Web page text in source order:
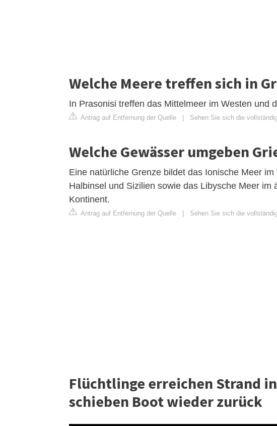
Welche Meere treffen sich in
In Prasonisi treffen das Mittelmeer im Westen und
Antrag auf Entfernung der Quelle Sehen Sie sich die
Welche Gewässer umgeben
Eine natürliche Grenze bildet das Ionische Meer
Halbinsel und Sizilien sowie das Libysche Meer
Kontinent.
Antrag auf Entfernung der Quelle Sehen Sie sich die
Flüchtlinge erreichen Strand
schieben Boot wieder zurück